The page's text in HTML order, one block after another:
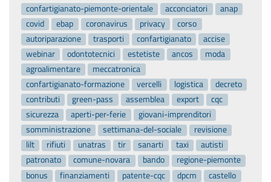
confartigianato-piemonte-orientale
acconciatori
anap
covid
ebap coronavirus privacy
corso
autoriparazione
trasporti confartigianato
accise
webinar
odontotecnici estetiste ancos
moda
agroalimentare
meccatronica
confartigianato-formazione
vercelli logistica
decreto
contributi
green-pass assemblea export
cqc
sicurezza
aperti-per-ferie
giovani-imprenditori
somministrazione
settimana-del-sociale
revisione
lilt
rifiuti unatras tir sanarti taxi
autisti
patronato
comune-novara bando
regione-piemonte
bonus
finanziamenti patente-cqc dpcm
castello